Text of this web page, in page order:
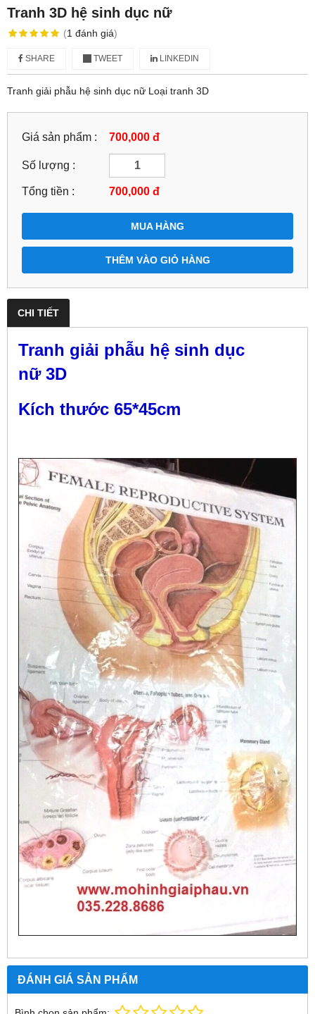
Tranh 3D hệ sinh dục nữ
(1 đánh giá)
SHARE TWEET LINKEDIN
Tranh giải phẫu hệ sinh dục nữ Loại tranh 3D
Giá sản phẩm : 700,000 đ
Số lượng :
Tổng tiền : 700,000 đ
MUA HÀNG
THÊM VÀO GIỎ HÀNG
CHI TIẾT
Tranh giải phẫu hệ sinh dục
nữ 3D
Kích thước 65*45cm
ĐÁNH GIÁ SẢN PHẨM